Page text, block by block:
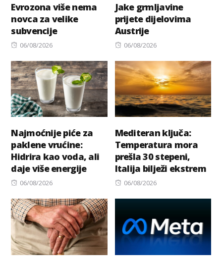
Evrozona više nema
novca za velike
subvencije
Posted
06/08/2026
Jake grmljavine
prijete dijelovima
Austrije
Posted
06/08/2026
Najmoćnije piće za
paklene vrućine:
Hidrira kao voda, ali
daje više energije
Posted
06/08/2026
Mediteran ključa:
Temperatura mora
prešla 30 stepeni,
Italija bilježi ekstrem
Posted
06/08/2026